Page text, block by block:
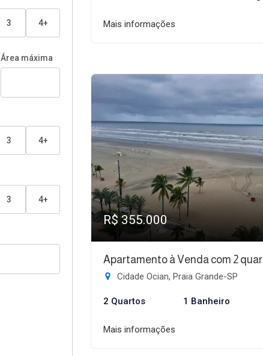
3 4+
Área máxima
3 4+
3 4+
Mais informações
R$ 355.000
Apartamento à Venda com 2
Cidade Ocian, Praia Grande-SP
2 Quartos 1 Banheiro
Mais informações